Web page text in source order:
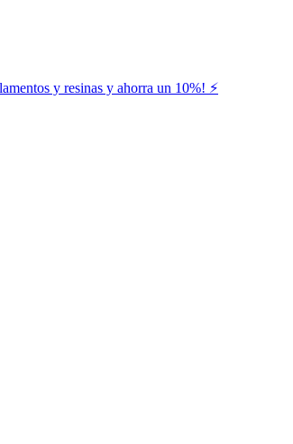
y resinas y ahorra un 10%! ⚡️